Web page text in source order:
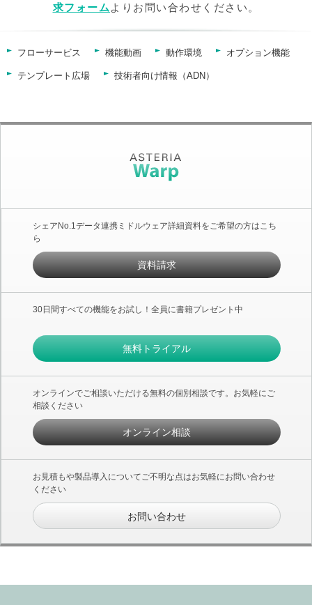
求フォーム よりお問い合わせください。
フローサービス 機能動画 動作環境 オプション機能
テンプレート広場 技術者向け情報（ADN）
シェアNo.1データ連携ミドルウェア詳細資料をご希望の方はこち
ら
資料請求
30日間すべての機能をお試し！全員に書籍プレゼント中
無料トライアル
オンラインでご相談いただける無料の個別相談です。お気軽にご
相談ください
オンライン相談
お見積もや製品導入についてご不明な点はお気軽にお問い合わせ
ください
お問い合わせ